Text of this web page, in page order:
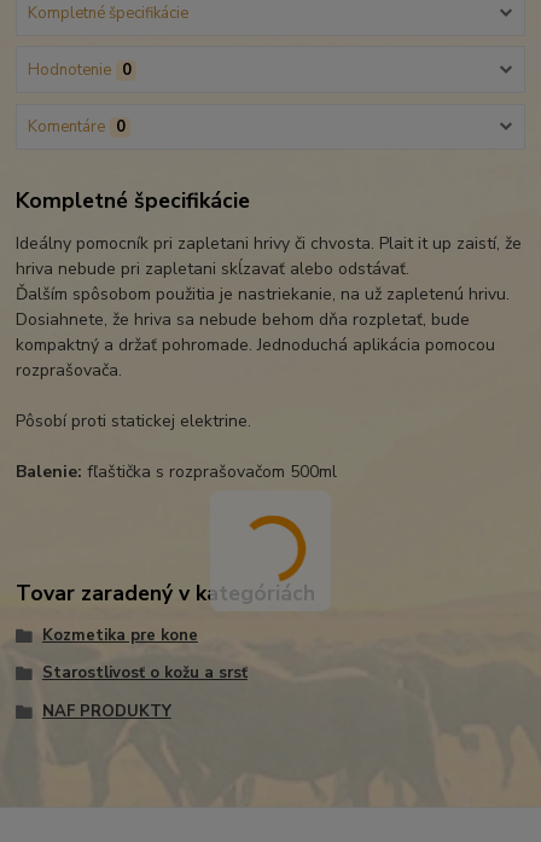
Kompletné špecifikácie
Hodnotenie 0
Komentáre 0
Kompletné špecifikácie
Ideálny pomocník pri zapletani hrivy či chvosta. Plait it up zaistí, že
hriva nebude pri zapletani skĺzavať alebo odstávať.
Ďalším spôsobom použitia je nastriekanie, na už zapletenú hrivu.
Dosiahnete, že hriva sa nebude behom dňa rozpletať, bude
kompaktný a držať pohromade. Jednoduchá aplikácia pomocou
rozprašovača.
Pôsobí proti statickej elektrine.
Balenie: fľaštička s rozprašovačom 500ml
Tovar zaradený v kategóriách
Kozmetika pre kone
Starostlivosť o kožu a srsť
NAF PRODUKTY